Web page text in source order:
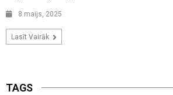
8 maijs, 2025
Lasīt Vairāk
TAGS